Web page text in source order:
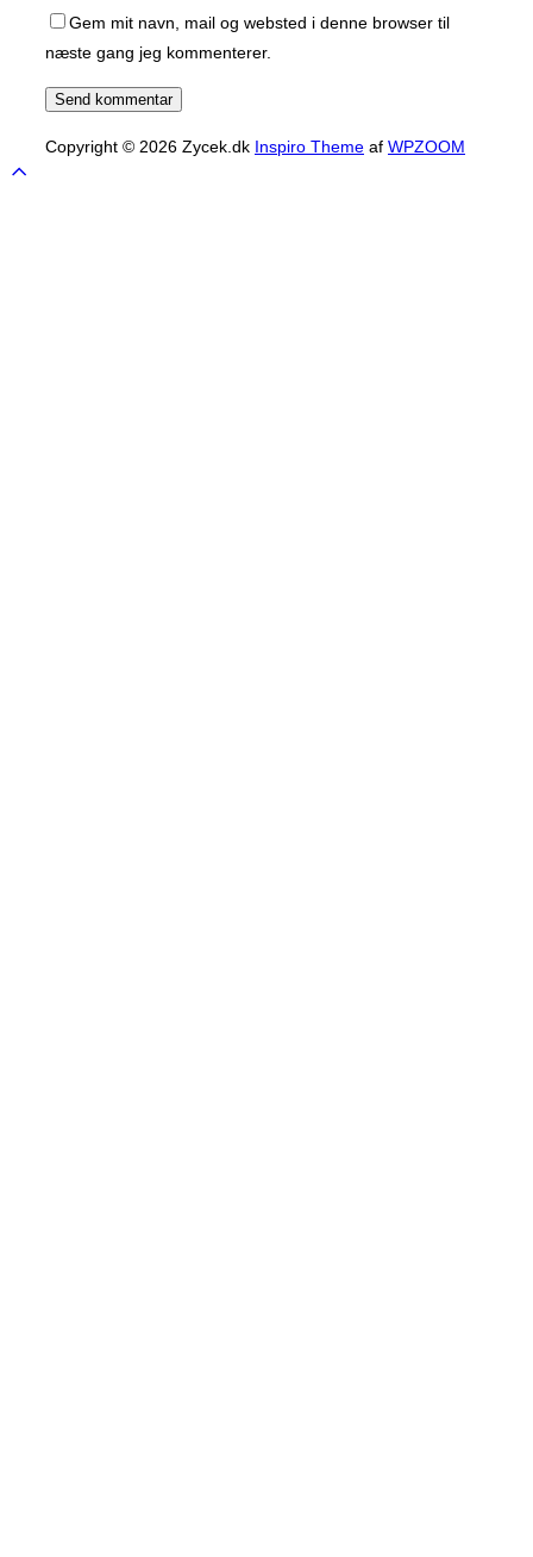
Gem mit navn, mail og websted i denne browser til
næste gang jeg kommenterer.
Copyright © 2026 Zycek.dk Inspiro Theme af WPZOOM